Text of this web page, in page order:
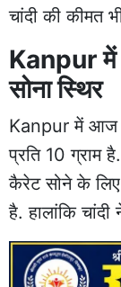
चांदी की कीमत
Kanpur में
सोना स्थिर
Kanpur में आज
प्रति 10
कैरेट सोने के
है. हालांकि